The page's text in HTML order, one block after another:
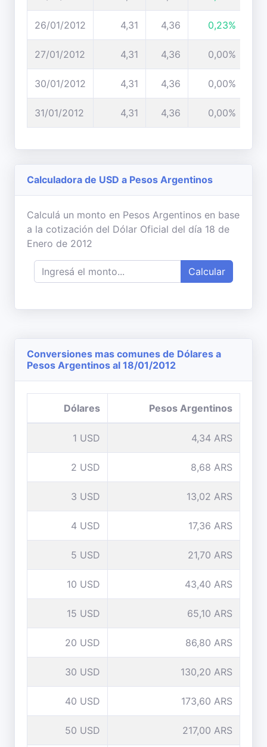
26/01/2012 4,31 4,36 0,23%
27/01/2012 4,31 4,36 0,00%
30/01/2012 4,31 4,36 0,00%
31/01/2012 4,31 4,36 0,00%
Calculadora de USD a Pesos Argentinos
Calculá un monto en Pesos Argentinos en base
a la cotización del Dólar Oficial del día 18 de
Enero de 2012
Calcular
Conversiones mas comunes de Dólares a
Pesos Argentinos al 18/01/2012
Dólares Pesos Argentinos
1 USD 4,34 ARS
2 USD 8,68 ARS
3 USD 13,02 ARS
4 USD 17,36 ARS
5 USD 21,70 ARS
10 USD 43,40 ARS
15 USD 65,10 ARS
20 USD 86,80 ARS
30 USD 130,20 ARS
40 USD 173,60 ARS
50 USD 217,00 ARS